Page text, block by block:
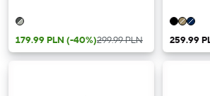
179.99 PLN (-40%)299.99 PLN 259.99